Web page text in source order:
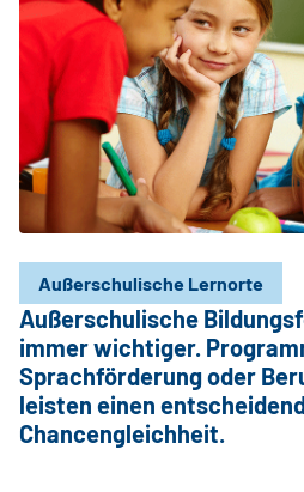
Außerschulische Lernorte
Außerschulische
immer wichtiger.
Sprachförderung oder
leisten einen
Chancengleichheit.